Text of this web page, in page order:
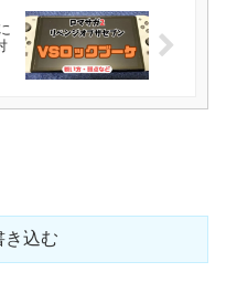
き込む